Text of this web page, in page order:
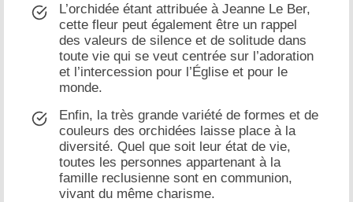
L’orchidée étant attribuée à Jeanne Le Ber,
cette fleur peut également être un rappel
des valeurs de silence et de solitude dans
toute vie qui se veut centrée sur l’adoration
et l’intercession pour l’Église et pour le
monde.
Enfin, la très grande variété de formes et de
couleurs des orchidées laisse place à la
diversité. Quel que soit leur état de vie,
toutes les personnes appartenant à la
famille reclusienne sont en communion,
vivant du même charisme.